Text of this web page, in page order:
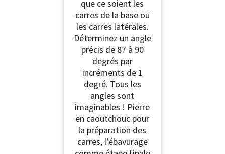
que ce soient les
carres de la base ou
les carres latérales.
Déterminez un angle
précis de 87 à 90
degrés par
incréments de 1
degré. Tous les
angles sont
imaginables ! Pierre
en caoutchouc pour
la préparation des
carres, l’ébavurage